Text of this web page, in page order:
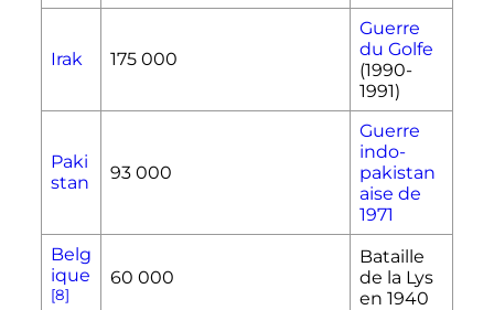
Irak 175 000
Guerre
du Golfe
(1990-
1991)
Paki
stan
93 000
Guerre
indo-
pakistan
aise de
1971
Belg
ique
[8]
60 000
Bataille
de la Lys
en 1940